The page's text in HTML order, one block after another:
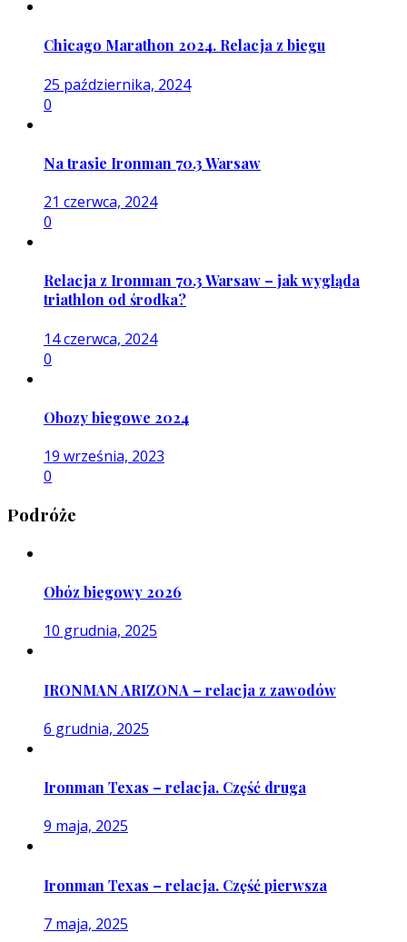
Chicago Marathon 2024. Relacja z biegu
25 października, 2024
0
Na trasie Ironman 70.3 Warsaw
21 czerwca, 2024
0
Relacja z Ironman 70.3 Warsaw – jak wygląda
triathlon od środka?
14 czerwca, 2024
0
Obozy biegowe 2024
19 września, 2023
0
Podróże
Obóz biegowy 2026
10 grudnia, 2025
IRONMAN ARIZONA – relacja z zawodów
6 grudnia, 2025
Ironman Texas – relacja. Część druga
9 maja, 2025
Ironman Texas – relacja. Część pierwsza
7 maja, 2025